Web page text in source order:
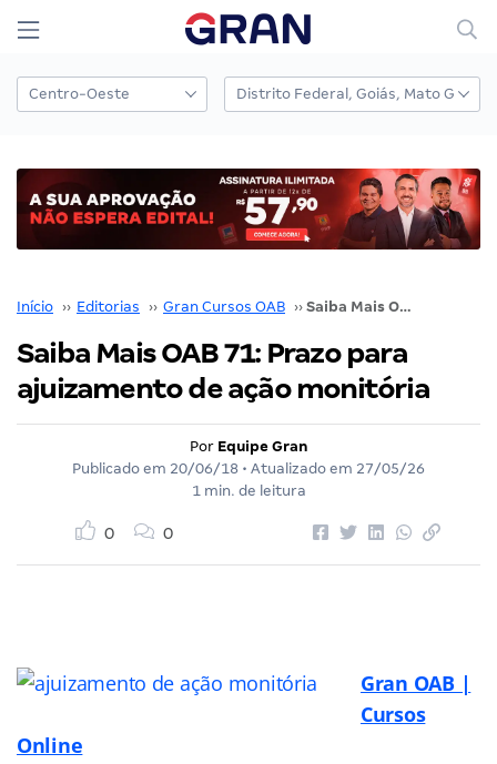
Início ›› Editorias ›› Gran Cursos OAB ›› Saiba Mais OAB 71: Prazo para ajuizamento de ação monitória
Saiba Mais OAB 71: Prazo para
ajuizamento de ação monitória
Por Equipe Gran
Publicado em 20/06/18 • Atualizado em 27/05/26
1 min. de leitura
0 0
Gran OAB |
Cursos
Online